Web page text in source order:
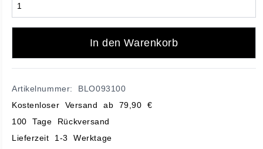
In den Warenkorb
Artikelnummer: BLO093100
Kostenloser Versand ab 79,90 €
100 Tage Rückversand
Lieferzeit 1-3 Werktage